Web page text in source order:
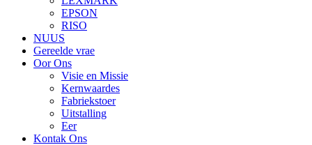
EPSON
RISO
NUUS
Gereelde vrae
Oor Ons
Visie en Missie
Kernwaardes
Fabriekstoer
Uitstalling
Eer
Kontak Ons